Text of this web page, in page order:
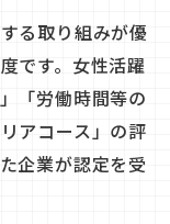
る取り組みが優
です。女性活躍
「労働時間等の
アコース」の評
企業が認定を受